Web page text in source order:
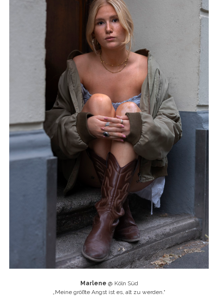
Marlene @ Köln Süd
„Meine größte Angst ist es, alt zu werden.“